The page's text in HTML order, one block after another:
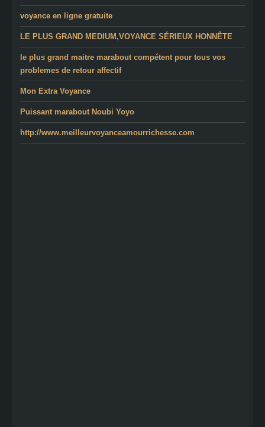
voyance en ligne gratuite
LE PLUS GRAND MEDIUM,VOYANCE SÉRIEUX HONNÊTE
le plus grand maitre marabout compétent pour tous vos
problemes de retour affectif
Mon Extra Voyance
Puissant marabout Noubi Yoyo
http://www.meilleurvoyanceamourrichesse.com